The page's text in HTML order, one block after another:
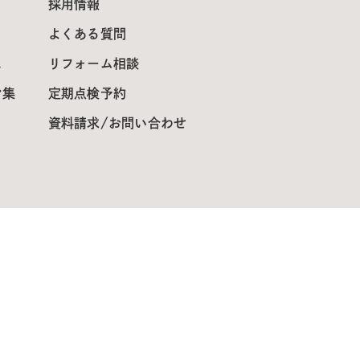
集
採用情報
よくある質問
リフォーム相談
定期点検予約
資料請求/お問い合わせ